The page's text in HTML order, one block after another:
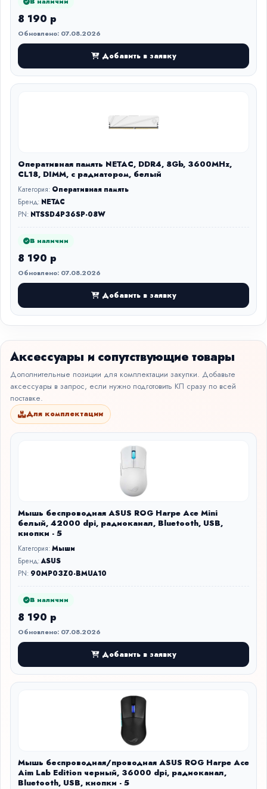
8 190 р
Обновлено: 07.08.2026
Добавить в заявку
Оперативная память NETAC, DDR4, 8Gb, 3600MHz,
CL18, DIMM, с радиатором, белый
Категория: Оперативная память
Бренд: NETAC
PN: NTSSD4P36SP-08W
В наличии
8 190 р
Обновлено: 07.08.2026
Добавить в заявку
Аксессуары и сопутствующие товары
Дополнительные позиции для комплектации закупки. Добавьте
аксессуары в запрос, если нужно подготовить КП сразу по всей
поставке.
Для комплектации
Мышь беспроводная ASUS ROG Harpe Ace Mini
белый, 42000 dpi, радиоканал, Bluetooth, USB,
кнопки - 5
Категория:Мыши
Бренд:ASUS
PN: 90MP03Z0-BMUA10
В наличии
8 190 р
Обновлено: 07.08.2026
Добавить в заявку
Мышь беспроводная/проводная ASUS ROG Harpe Ace
Aim Lab Edition черный, 36000 dpi, радиоканал,
Bluetooth, USB, кнопки - 5